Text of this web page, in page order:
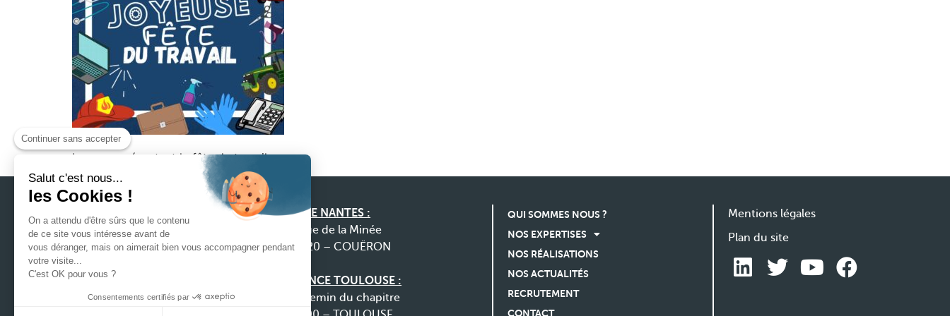
Image représentant la fête du travail
Notre préoccupation première est la
satisfaction de nos clients afin que nous
puissions construire une relation durable, ce
SIEGE NANTES :
31 rue de la Minée
44220 – COUËRON
AGENCE TOULOUSE :
9 chemin du chapitre
QUI SOMMES NOUS ?
NOS EXPERTISES
NOS RÉALISATIONS
NOS ACTUALITÉS
RECRUTEMENT
CONTACT
Mentions légales
Plan du site
Continuer sans accepter
Salut c'est nous...
les Cookies !
On a attendu d'être sûrs que le contenu
de ce site vous intéresse avant de
vous déranger, mais on aimerait bien vous accompagner pendant
votre visite...
C'est OK pour vous ?
Consentements certifiés par